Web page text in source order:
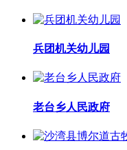
兵团机关幼儿园
老台乡人民政府